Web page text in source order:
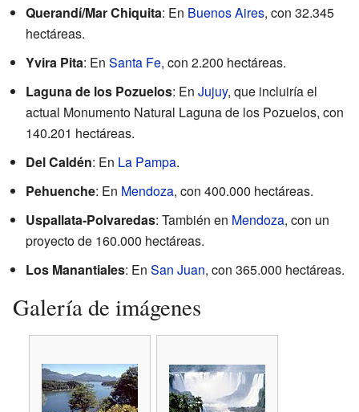
Querandí/Mar Chiquita: En Buenos Aires, con 32.345
hectáreas.
Yvira Pita: En Santa Fe, con 2.200 hectáreas.
Laguna de los Pozuelos: En Jujuy, que incluiría el
actual Monumento Natural Laguna de los Pozuelos, con
140.201 hectáreas.
Del Caldén: En La Pampa.
Pehuenche: En Mendoza, con 400.000 hectáreas.
Uspallata-Polvaredas: También en Mendoza, con un
proyecto de 160.000 hectáreas.
Los Manantiales: En San Juan, con 365.000 hectáreas.
Galería de imágenes